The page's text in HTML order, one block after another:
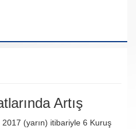
Artış
(yarın) itibariyle 6 Kuruş